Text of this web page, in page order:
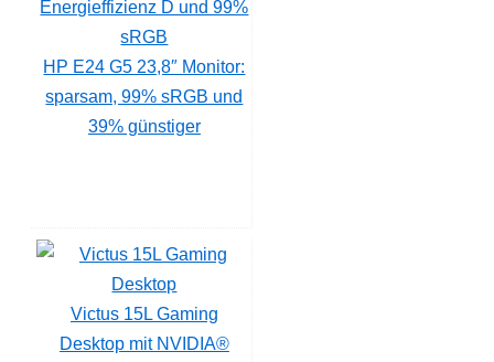
HP E24 G5 23,8″ Monitor:
sparsam, 99% sRGB und
39% günstiger
Victus 15L Gaming
Desktop mit NVIDIA®